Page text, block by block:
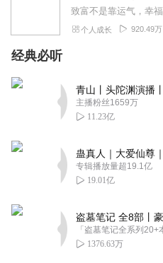
个人成长 920.49万
经典必听
主播粉丝1659万
11.23亿
专辑播放量超19.1亿
19.01亿
1376.63万